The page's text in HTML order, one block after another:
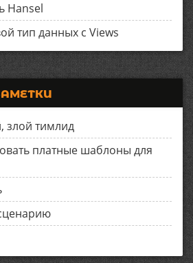
Hansel
тип данных с Views
злой тимлид
платные шаблоны для